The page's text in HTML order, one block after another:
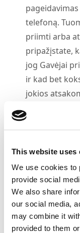
This website uses
We use cookies to
provide social
We also share
our social media,
may combine it
provided to them
telefoną.
priimti arba
pripažįstate,
jog Gavėjai
ir kad bet
jokios
4.
Jūs turite
galioja Jūsų
4.3Jūs
Naudotis
priešingai
kopijuoti,
platinti,